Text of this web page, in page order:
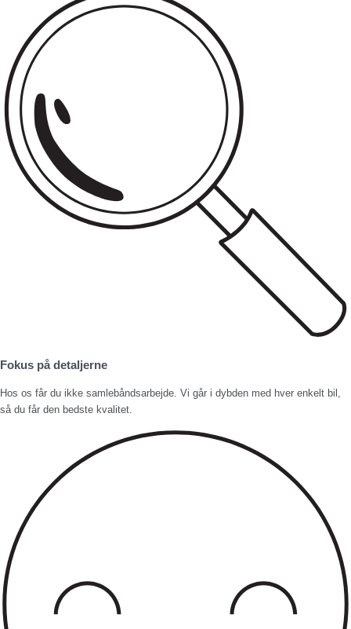
Fokus på detaljerne
Hos os får du ikke samlebåndsarbejde. Vi går i dybden med hver enkelt bil,
så du får den bedste kvalitet.